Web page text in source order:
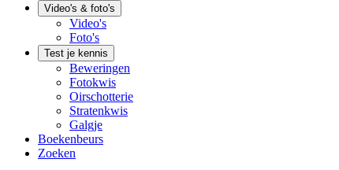
Video's & foto's
Video's
Foto's
Test je kennis
Beweringen
Fotokwis
Oirschotterie
Stratenkwis
Galgje
Boekenbeurs
Zoeken